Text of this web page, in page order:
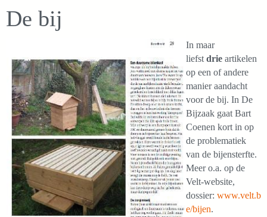
De bij
In maar
liefst drie artikelen
op een of andere
manier aandacht
voor de bij. In De
Bijzaak gaat Bart
Coenen kort in op
de problematiek
van de bijensterfte.
Meer o.a. op de
Velt-website,
dossier: www.velt.b
e/bijen.